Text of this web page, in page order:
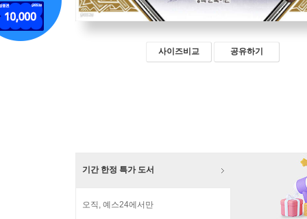
사이즈비교 공유하기
기간 한정 특가 도서
오직, 예스24에서만